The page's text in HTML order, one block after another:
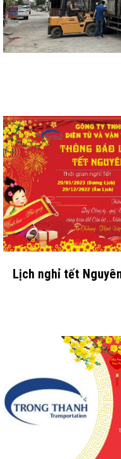
Lịch nghỉ tết